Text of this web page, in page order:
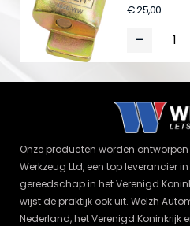
€ 25,00
-
Onze producten worden
Werkzeug Ltd, een top leverancier
gereedschap in het Verenigd
wijst de praktijk ook uit. Welzh
Nederland, het Verenigd Koninkrijk